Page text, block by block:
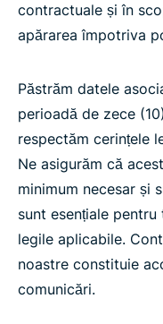
contractuale și în
apărarea împotriva
Păstrăm datele
perioadă de zece
respectăm cerințele
Ne asigurăm că
minimum necesar și
sunt esențiale
legile aplicabile.
noastre constituie
comunicări.